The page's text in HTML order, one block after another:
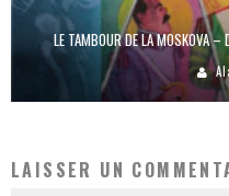
LE TAMBOUR DE LA MOSKOVA –
LAISSER UN